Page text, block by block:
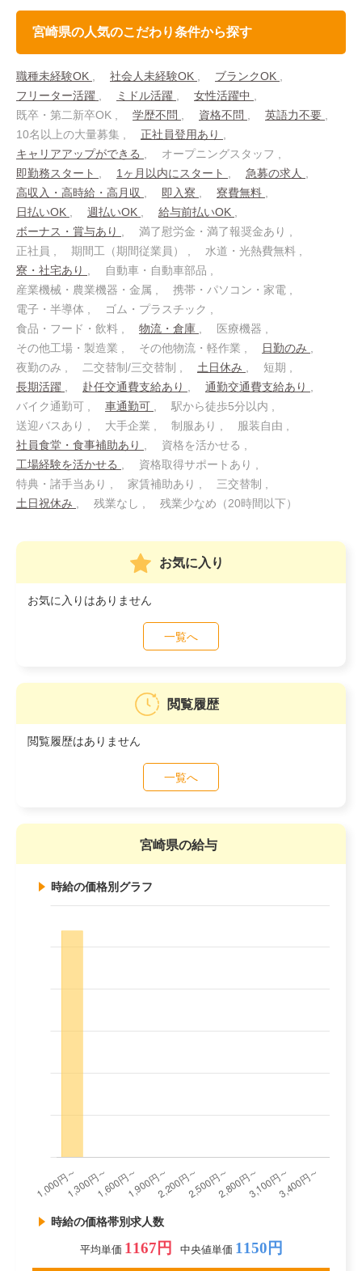
宮崎県の人気のこだわり条件から探す
職種未経験OK 社会人未経験OK
ブランクOK
フリーター活躍
ミドル活躍
女性活躍中
既卒・第二新卒OK
学歴不問 資格不問
英語力不要
10名以上の大量募集
正社員登用あり
キャリアアップができる
オープニングスタッフ
即勤務スタート
1ヶ月以内にスタート
急募の求人
高収入・高時給・高月収
即入寮
寮費無料
日払いOK
週払いOK
給与前払いOK
ボーナス・賞与あり
満了慰労金・満了報奨金あり
正社員
期間工（期間従業員）
水道・光熱費無料
寮・社宅あり
自動車・自動車部品
産業機械・農業機器・金属
携帯・パソコン・家電
電子・半導体
ゴム・プラスチック
食品・フード・飲料
物流・倉庫
医療機器
その他工場・製造業
その他物流・軽作業
日勤のみ
夜勤のみ
二交替制/三交替制 土日休み
短期
長期活躍
赴任交通費支給あり
通勤交通費支給あり
バイク通勤可
車通勤可
駅から徒歩5分以内
送迎バスあり
大手企業 制服あり
服装自由
社員食堂・食事補助あり
資格を活かせる
工場経験を活かせる
資格取得サポートあり
特典・諸手当あり
家賃補助あり
三交替制
土日祝休み
残業なし 残業少なめ（20時間以下）
お気に入り
お気に入りはありません
一覧へ
閲覧履歴
閲覧履歴はありません
一覧へ
宮崎県の給与
時給の価格別グラフ
時給の価格帯別求人数
平均単価 1167円 中央値単価 1150円